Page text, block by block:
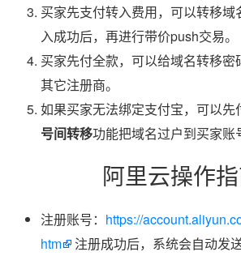
买家先支付转入费用，可以转移
入成功后，再进行带价push交易。
买家先付全款，可以给域名转移密
其它注册商。
如果买家无法绑定支付宝，可以先
号间转移功能把域名过户到买家账
阿里云操作
注册账号： https://
htm
注册成功后，系统会自动发